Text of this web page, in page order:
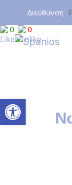
Διεύθυνση
0 0
Ανοίξτε